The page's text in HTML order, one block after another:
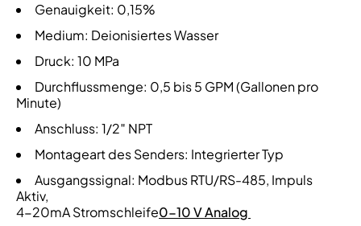
Genauigkeit: 0,15%
Medium: Deionisiertes Wasser
Druck: 10 MPa
Durchflussmenge: 0,5 bis 5 GPM (Gallonen pro
Minute)
Anschluss: 1/2″ NPT
Montageart des Senders: Integrierter Typ
Ausgangssignal: Modbus RTU/RS-485, Impuls
Aktiv,
4-20mA Stromschleife0-10 V Analog